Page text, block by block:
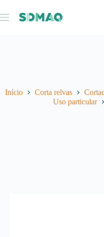
para
o
Início Corta relvas
Uso particular